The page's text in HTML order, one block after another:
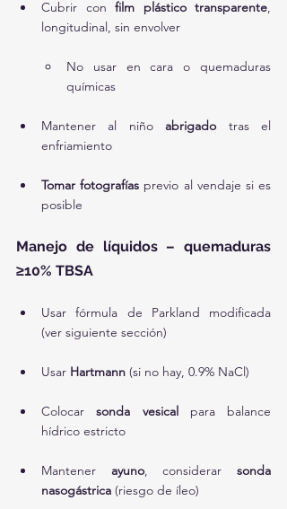
Cubrir con film plástico transparente,
longitudinal, sin envolver
No usar en cara o quemaduras
químicas
Mantener al niño abrigado tras el
enfriamiento
Tomar fotografías previo al vendaje si es
posible
Manejo de líquidos – quemaduras
≥10% TBSA
Usar fórmula de Parkland modificada
(ver siguiente sección)
Usar Hartmann (si no hay, 0.9% NaCl)
Colocar sonda vesical para balance
hídrico estricto
Mantener ayuno, considerar sonda
nasogástrica (riesgo de íleo)